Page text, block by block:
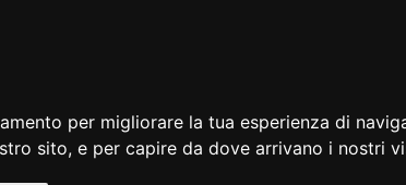
per migliorare la tua esperienza di
sito, e per capire da dove arrivano i nostri